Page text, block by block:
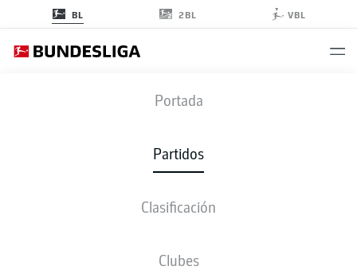
BL 2BL VBL
Portada
Partidos
Clasificación
Clubes
KOE - SVW
3 1
ALINEACIONES ESTADÍSTICAS